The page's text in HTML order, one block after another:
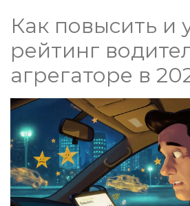
Как повысить и
рейтинг
агрегаторе в